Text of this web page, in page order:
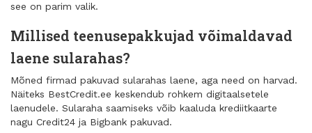
see on parim valik.
Millised teenusepakkujad võimaldavad
laene sularahas?
Mõned firmad pakuvad sularahas laene, aga need on harvad.
Näiteks BestCredit.ee keskendub rohkem digitaalsetele
laenudele. Sularaha saamiseks võib kaaluda krediitkaarte
nagu Credit24 ja Bigbank pakuvad.